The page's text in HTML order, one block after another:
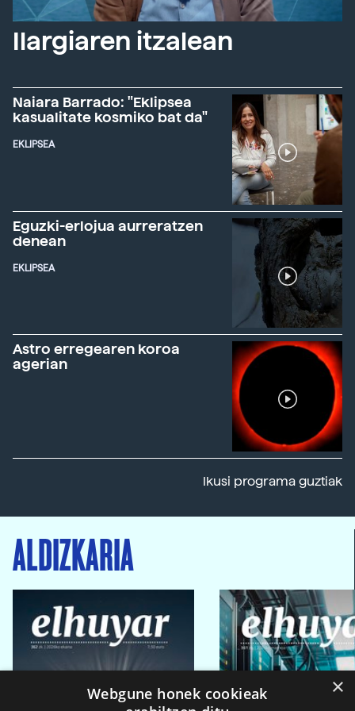
Ilargiaren itzalean
Naiara Barrado: "Eklipsea
kasualitate kosmiko bat da"
EKLIPSEA
Eguzki-erlojua aurreratzen
denean
EKLIPSEA
Astro erregearen koroa
agerian
Ikusi programa guztiak
ALDIZKARIA
×
Webgune honek cookieak